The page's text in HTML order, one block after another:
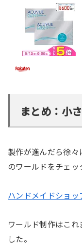
まとめ：小
製作が進んだら徐
のワールドをチェッ
ハンドメイドショッ
ワールド制作はこ
した。